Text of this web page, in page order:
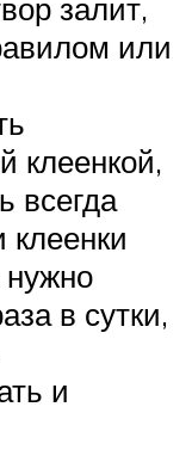
залит,
или
клеенкой,
всегда
нужно
в сутки,
и